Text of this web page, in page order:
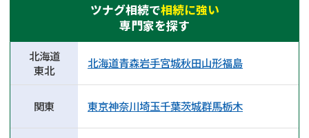
相続人調査
不動産評価(相続不動
相続登記
調査・アンケート
ツナグ相続で相続に強い
専門家を探す
北海道
東北
北海道青森岩手宮城秋田山形福島
関東 東京神奈川埼玉千葉茨城群馬栃木